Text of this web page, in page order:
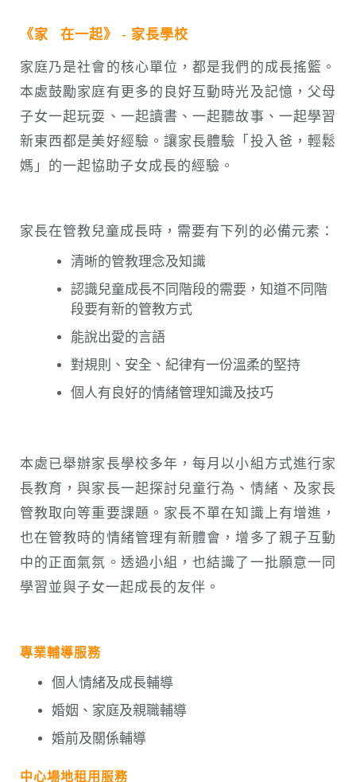
《家 在一起》 - 家長學校
家庭乃是社會的核心單位，都是我們的成長搖籃。
本處鼓勵家庭有更多的良好互動時光及記憶，父母
子女一起玩耍、一起讀書、一起聽故事、一起學習
新東西都是美好經驗。讓家長體驗「投入爸，輕鬆
媽」的一起協助子女成長的經驗。
家長在管教兒童成長時，需要有下列的必備元素：
清晰的管教理念及知識
認識兒童成長不同階段的需要，知道不同階
段要有新的管教方式
能說出愛的言語
對規則、安全、紀律有一份溫柔的堅持
個人有良好的情緒管理知識及技巧
本處已舉辦家長學校多年，每月以小組方式進行家
長教育，與家長一起探討兒童行為、情緒、及家長
管教取向等重要課題。家長不單在知識上有增進，
也在管教時的情緒管理有新體會，增多了親子互動
中的正面氣氛。透過小組，也結識了一批願意一同
學習並與子女一起成長的友伴。
專業輔導服務
個人情緒及成長輔導
婚姻、家庭及親職輔導
婚前及關係輔導
中心場地租用服務